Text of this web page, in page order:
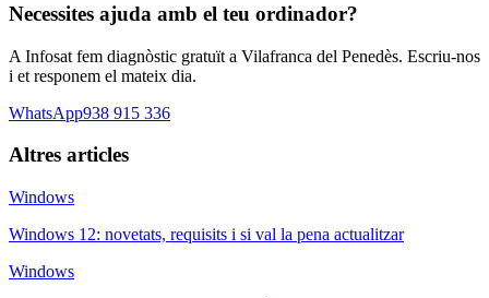
Necessites ajuda amb el teu ordinador?
A Infosat fem diagnòstic gratuït a Vilafranca del Penedès. Escriu-nos
i et responem el mateix dia.
WhatsApp938 915 336
Altres articles
Windows
Windows 12: novetats, requisits i si val la pena actualitzar
Windows